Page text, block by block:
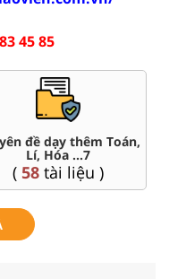
45 85
đề dạy thêm Toán,
Lí, Hóa ...7
( 58tài liệu )